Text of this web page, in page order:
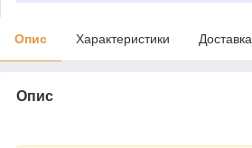
Опис Характеристики Доставка
Опис